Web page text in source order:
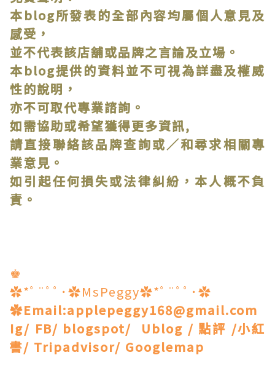
本blog所發表的全部內容均屬個人意見及
感受，
並不代表該店舖或品牌之言論及立場。
本blog提供的資料並不可視為詳盡及權威
性的說明，
亦不可取代專業諮詢。
如需協助或希望獲得更多資訊,
請直接聯絡該品牌查詢或∕和尋求相關專
業意見。
如引起任何損失或法律糾紛，本人概不負
責。
♚
✿*ﾟ¨ﾟﾟ･✿MsPeggy✿*ﾟ¨ﾟﾟ･✿
✿Email:applepeggy168@gmail.com
Ig/ FB/ blogspot/ Ublog / 點評 /小紅
書/ Tripadvisor/ Googlemap